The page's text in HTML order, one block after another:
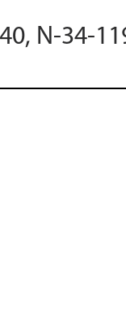
N-34-